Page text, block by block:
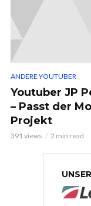
ANDERE YOUTUBER
Youtuber JP
– Passt der
Projekt
391 views 2 min read